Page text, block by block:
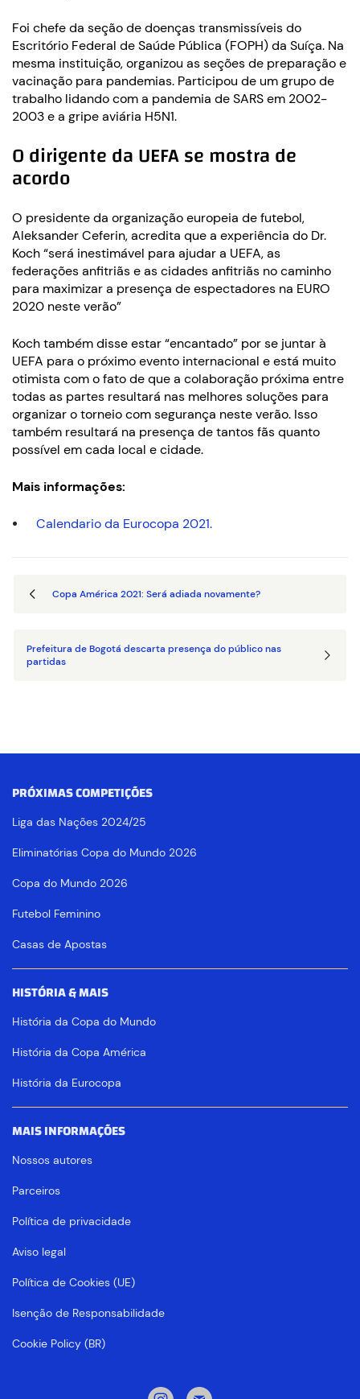
Foi chefe da seção de doenças transmissíveis do
Escritório Federal de Saúde Pública (FOPH) da Suíça. Na
mesma instituição, organizou as seções de preparação e
vacinação para pandemias. Participou de um grupo de
trabalho lidando com a pandemia de SARS em 2002-
2003 e a gripe aviária H5N1.
O dirigente da UEFA se mostra de
acordo
O presidente da organização europeia de futebol,
Aleksander Ceferin, acredita que a experiência do Dr.
Koch “será inestimável para ajudar a UEFA, as
federações anfitriãs e as cidades anfitriãs no caminho
para maximizar a presença de espectadores na EURO
2020 neste verão”
Koch também disse estar “encantado” por se juntar à
UEFA para o próximo evento internacional e está muito
otimista com o fato de que a colaboração próxima entre
todas as partes resultará nas melhores soluções para
organizar o torneio com segurança neste verão. Isso
também resultará na presença de tantos fãs quanto
possível em cada local e cidade.
Mais informações:
Calendario da Eurocopa 2021.
Copa América 2021: Será adiada novamente?
Prefeitura de Bogotá descarta presença do público nas
partidas
PRÓXIMAS COMPETIÇÕES
Liga das Nações 2024/25
Eliminatórias Copa do Mundo 2026
Copa do Mundo 2026
Futebol Feminino
Casas de Apostas
HISTÓRIA & MAIS
História da Copa do Mundo
História da Copa América
História da Eurocopa
MAIS INFORMAÇÕES
Nossos autores
Parceiros
Política de privacidade
Aviso legal
Política de Cookies (UE)
Isenção de Responsabilidade
Cookie Policy (BR)